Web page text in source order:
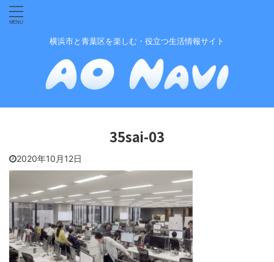
横浜市と青葉区を楽しむ・役立つ生活情報サイト
35sai-03
2020年10月12日